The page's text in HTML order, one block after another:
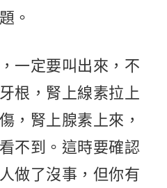
。
一定要叫出來，不
根，腎上線素拉上
，腎上腺素上來，
不到。這時要確認
做了沒事，但你有